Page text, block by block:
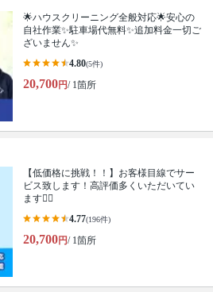
🌟ハウスクリーニング全般対応🌟安心の
自社作業✨️駐車場代無料✨️追加料金一切ご
ざいません✨
4.80(5件)
20,700円/ 1箇所
【低価格に挑戦！！】お客様目線でサー
ビス致します！高評価多くいただいてい
ます🙆‍♂️
4.77(196件)
20,700円/ 1箇所